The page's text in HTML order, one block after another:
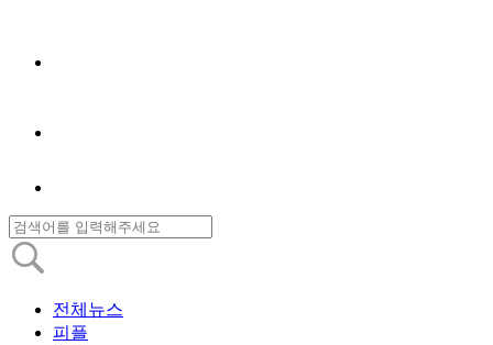
전체뉴스
피플